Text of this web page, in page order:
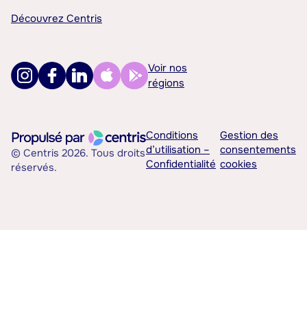
Découvrez Centris
Voir nos
régions
© Centris 2026. Tous droits
réservés.
Conditions
d’utilisation –
Confidentialité
Gestion des
consentements
cookies